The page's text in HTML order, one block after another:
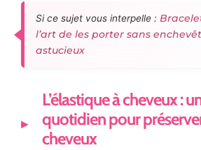
Si ce sujet vous interpelle :
l’art de les porter sans
astucieux
L’élastique à cheveux :
quotidien pour
cheveux